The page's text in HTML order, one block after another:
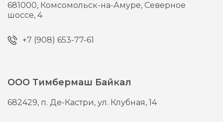
681000, Комсомольск-на-Амуре, Северное
шоссе, 4
+7 (908) 653-77-61
ООО Тимбермаш Байкал
682429, п. Де-Кастри,ул. Клубная, 14